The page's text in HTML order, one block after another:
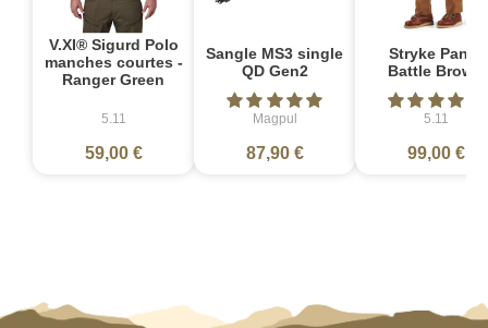
V.XI® Sigurd Polo
manches courtes -
Ranger Green
5.11
59,00 €
Sangle MS3 single
QD Gen2
Magpul
87,90 €
Stryke Pant -
Battle Brown
5.11
99,00 €